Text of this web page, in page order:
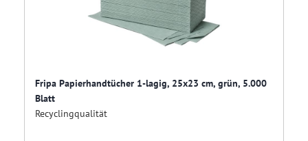
Fripa Papierhandtücher 1-lagig, 25x23 cm, grün, 5.000
Blatt
Recyclingqualität